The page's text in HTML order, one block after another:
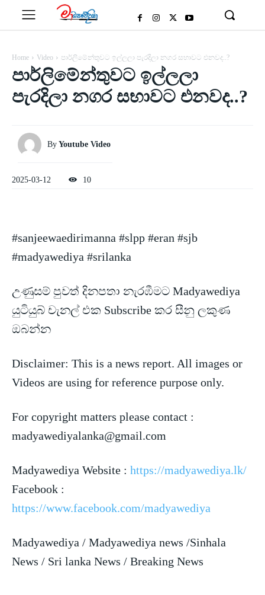
Home Video පාර්ලිමේන්තුවට ඉල්ලලා පැරදිලා නගර සභාවට එනවද..?
පාර්ලිමේන්තුවට ඉල්ලලා
පැරදිලා නගර සභාවට එනවද..?
By Youtube Video
2025-03-12 10
#sanjeewaedirimanna #slpp #eran #sjb
#madyawediya #srilanka
උණුසම් පුවත් දිනපතා නැරඹීමට Madyawediya
යුටියුබ් චැනල් එක Subscribe කර සීනු ලකුණ
ඔබන්න
Disclaimer: This is a news report. All images or
Videos are using for reference purpose only.
For copyright matters please contact :
madyawediyalanka@gmail.com
Madyawediya Website : https://madyawediya.lk/
Facebook :
https://www.facebook.com/madyawediya
Madyawediya / Madyawediya news /Sinhala
News / Sri lanka News / Breaking News